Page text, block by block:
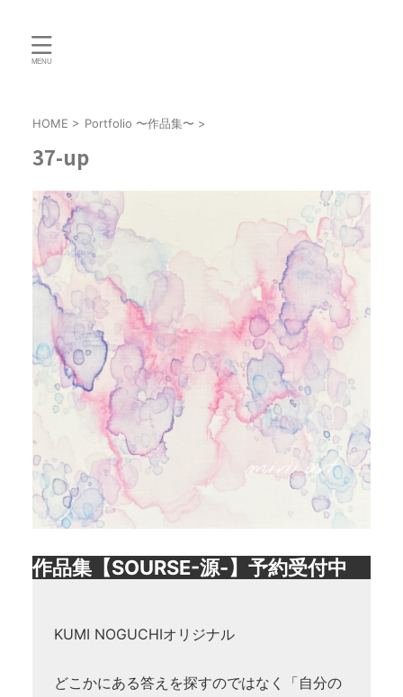
HOME > Portfolio 〜作品集〜 >
37-up
作品集【SOURSE-源-】予約受付中
KUMI NOGUCHIオリジナル
どこかにある答えを探すのではなく「自分の